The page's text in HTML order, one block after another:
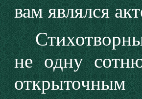
вам являлся
не одну